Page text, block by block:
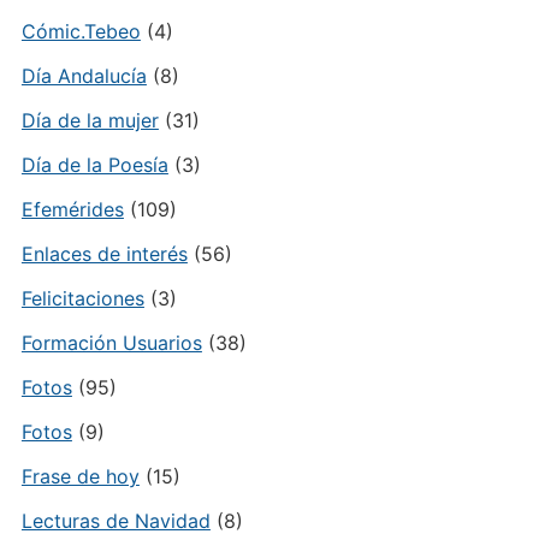
Cómic.Tebeo (4)
Día Andalucía (8)
Día de la mujer(31)
Día de la Poesía (3)
Efemérides(109)
Enlaces de interés(56)
Felicitaciones(3)
Formación Usuarios(38)
Fotos(95)
Fotos(9)
Frase de hoy(15)
Lecturas de Navidad (8)